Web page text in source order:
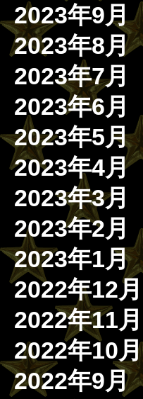
2023年9月
2023年8月
2023年7月
2023年6月
2023年5月
2023年4月
2023年3月
2023年2月
2023年1月
2022年12月
2022年11月
2022年10月
2022年9月